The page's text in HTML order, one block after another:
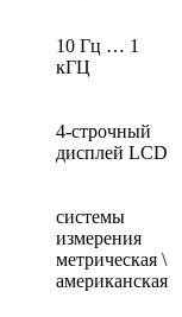
10 Гц … 1
кГЦ
4-строчный
дисплей LCD
системы
измерения
метрическая \
американская